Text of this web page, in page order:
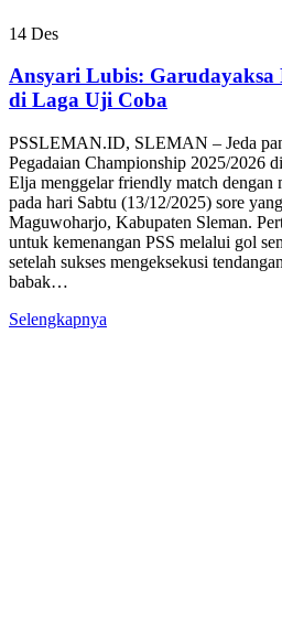
14 Des
Ansyari Lubis: Garudayaksa
di Laga Uji Coba
PSSLEMAN.ID, SLEMAN – Jeda
Pegadaian Championship 2025/2026
Elja menggelar friendly match dengan
pada hari Sabtu (13/12/2025) sore
Maguwoharjo, Kabupaten Sleman.
untuk kemenangan PSS melalui gol
setelah sukses mengeksekusi
babak…
Selengkapnya